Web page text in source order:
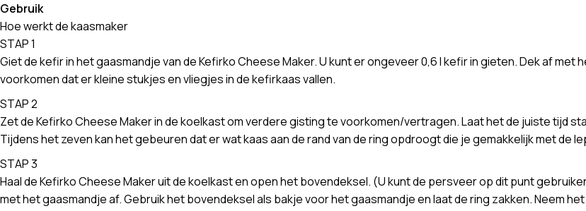
Gebruik
Hoe werkt de kaasmaker
STAP 1
Giet de kefir in het gaasmandje van de Kefirko Cheese Maker. U kunt er ongeveer 0,6 l kefir in gieten. Dek af
voorkomen dat er kleine stukjes en vliegjes in de kefirkaas vallen.
STAP 2
Zet de Kefirko Cheese Maker in de koelkast om verdere gisting te voorkomen/vertragen. Laat het de juiste tijd
Tijdens het zeven kan het gebeuren dat er wat kaas aan de rand van de ring opdroogt die je gemakkelijk met de
STAP 3
Haal de Kefirko Cheese Maker uit de koelkast en open het bovendeksel. (U kunt de persveer op dit punt
met het gaasmandje af. Gebruik het bovendeksel als bakje voor het gaasmandje en laat de ring zakken. Neem